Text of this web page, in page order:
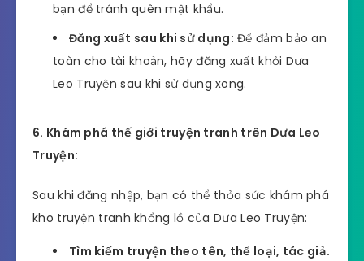
bạn để tránh quên mật khẩu.
Đăng xuất sau khi sử dụng: Để đảm bảo an
toàn cho tài khoản, hãy đăng xuất khỏi Dưa
Leo Truyện sau khi sử dụng xong.
6. Khám phá thế giới truyện tranh trên Dưa Leo
Truyện:
Sau khi đăng nhập, bạn có thể thỏa sức khám phá
kho truyện tranh khổng lồ của Dưa Leo Truyện:
Tìm kiếm truyện theo tên, thể loại, tác giả.